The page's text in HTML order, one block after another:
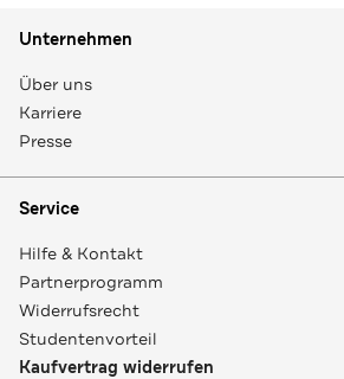
Unternehmen
Über uns
Karriere
Presse
Service
Hilfe & Kontakt
Partnerprogramm
Widerrufsrecht
Studentenvorteil
Kaufvertrag widerrufen